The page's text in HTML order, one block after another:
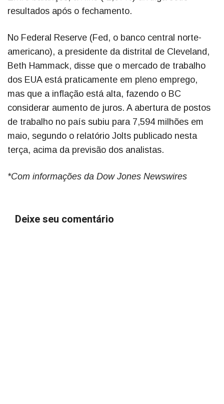
resultados após o fechamento.
No Federal Reserve (Fed, o banco central norte-
americano), a presidente da distrital de Cleveland,
Beth Hammack, disse que o mercado de trabalho
dos EUA está praticamente em pleno emprego,
mas que a inflação está alta, fazendo o BC
considerar aumento de juros. A abertura de postos
de trabalho no país subiu para 7,594 milhões em
maio, segundo o relatório Jolts publicado nesta
terça, acima da previsão dos analistas.
*Com informações da Dow Jones Newswires
Deixe seu comentário